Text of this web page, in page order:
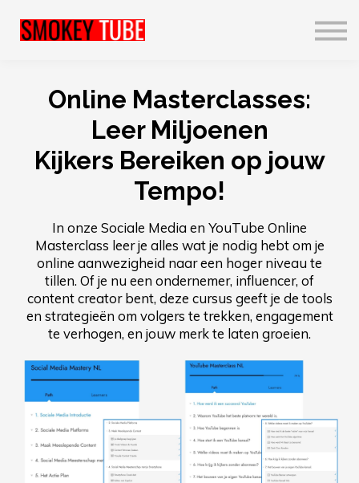
Contact us
Sign in
Sign up
Online Masterclasses:
Leer Miljoenen
Kijkers Bereiken op jouw
Tempo!
In onze Sociale Media en YouTube Online
Masterclass leer je alles wat je nodig hebt om je
online aanwezigheid naar een hoger niveau te
tillen. Of je nu een ondernemer, influencer, of
content creator bent, deze cursus geeft je de tools
en strategieën om volgers te trekken, engagement
te verhogen, en jouw merk te laten groeien.